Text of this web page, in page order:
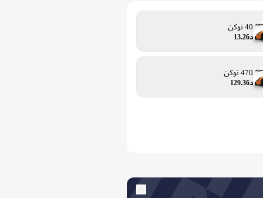
40 توكن
د13.26
470 توكن
د129.36